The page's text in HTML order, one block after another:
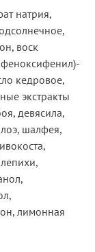
натрия,
воск
кедровое,
экстракты
девясила,
шалфея,
лимонная